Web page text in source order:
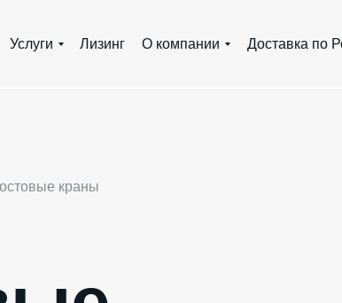
О компании
Услуги Доставка по
Лизинг
краны